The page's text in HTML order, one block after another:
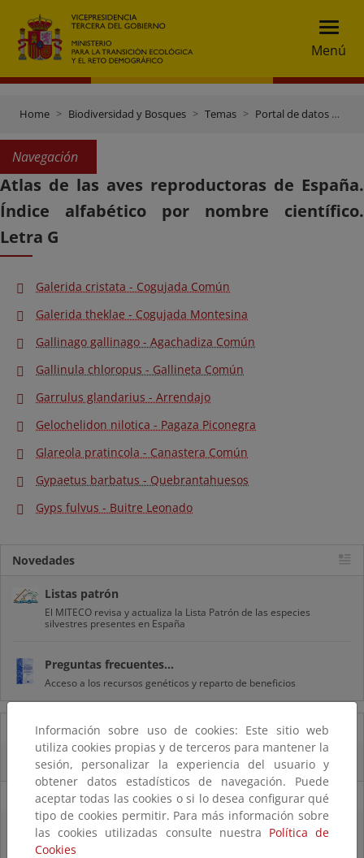
Menú
Home Biodiversidad y Bosques Temas Portal de datos e inventarios
Navegación
Atlas de las aves reproductoras de España.
Índice alfabético por nombre científico.
Letra G
Galerida cristata - Cogujada Común
Galerida theklae - Cogujada Montesina
Gallinago gallinago - Agachadiza Común
Gallinula chloropus - Gallineta Común
Garrulus glandarius - Arrendajo
Gelochelidon nilotica - Pagaza Piconegra
Glareola pratincola - Canastera Común
Gypaetus barbatus - Quebrantahuesos
Gyps fulvus - Buitre Leonado
Novedades
Listas patrón
El MITECO revisa y actualiza la Lista Patrón de las especies
silvestres presentes en España
Preguntas frecuentes...
Acceso a los recursos genéticos y reparto de beneficios
14/08/2025
El OAPN y el IEO-CSIC exploran los fondos marinos de las Islas Chafarinas
11/08/2025
El MITECO recibe 485 propuestas para proyectos transformadores en el
ámbito del empleo verde, la sostenibilidad del sector pesquero, la
Información sobre uso de cookies: Este sitio web
utiliza cookies propias y de terceros para mantener la
sesión, personalizar la experiencia del usuario y
obtener datos estadísticos de navegación. Puede
aceptar todas las cookies o si lo desea configurar qué
tipo de cookies permitir. Para más información sobre
las cookies utilizadas consulte nuestra Política de
Cookies